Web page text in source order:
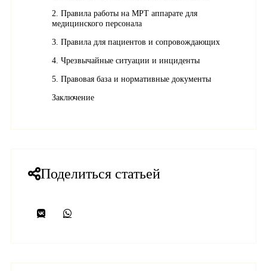
2. Правила работы на МРТ аппарате для
медицинского персонала
3. Правила для пациентов и сопровождающих
4. Чрезвычайные ситуации и инциденты
5. Правовая база и нормативные документы
Заключение
Поделиться статьей